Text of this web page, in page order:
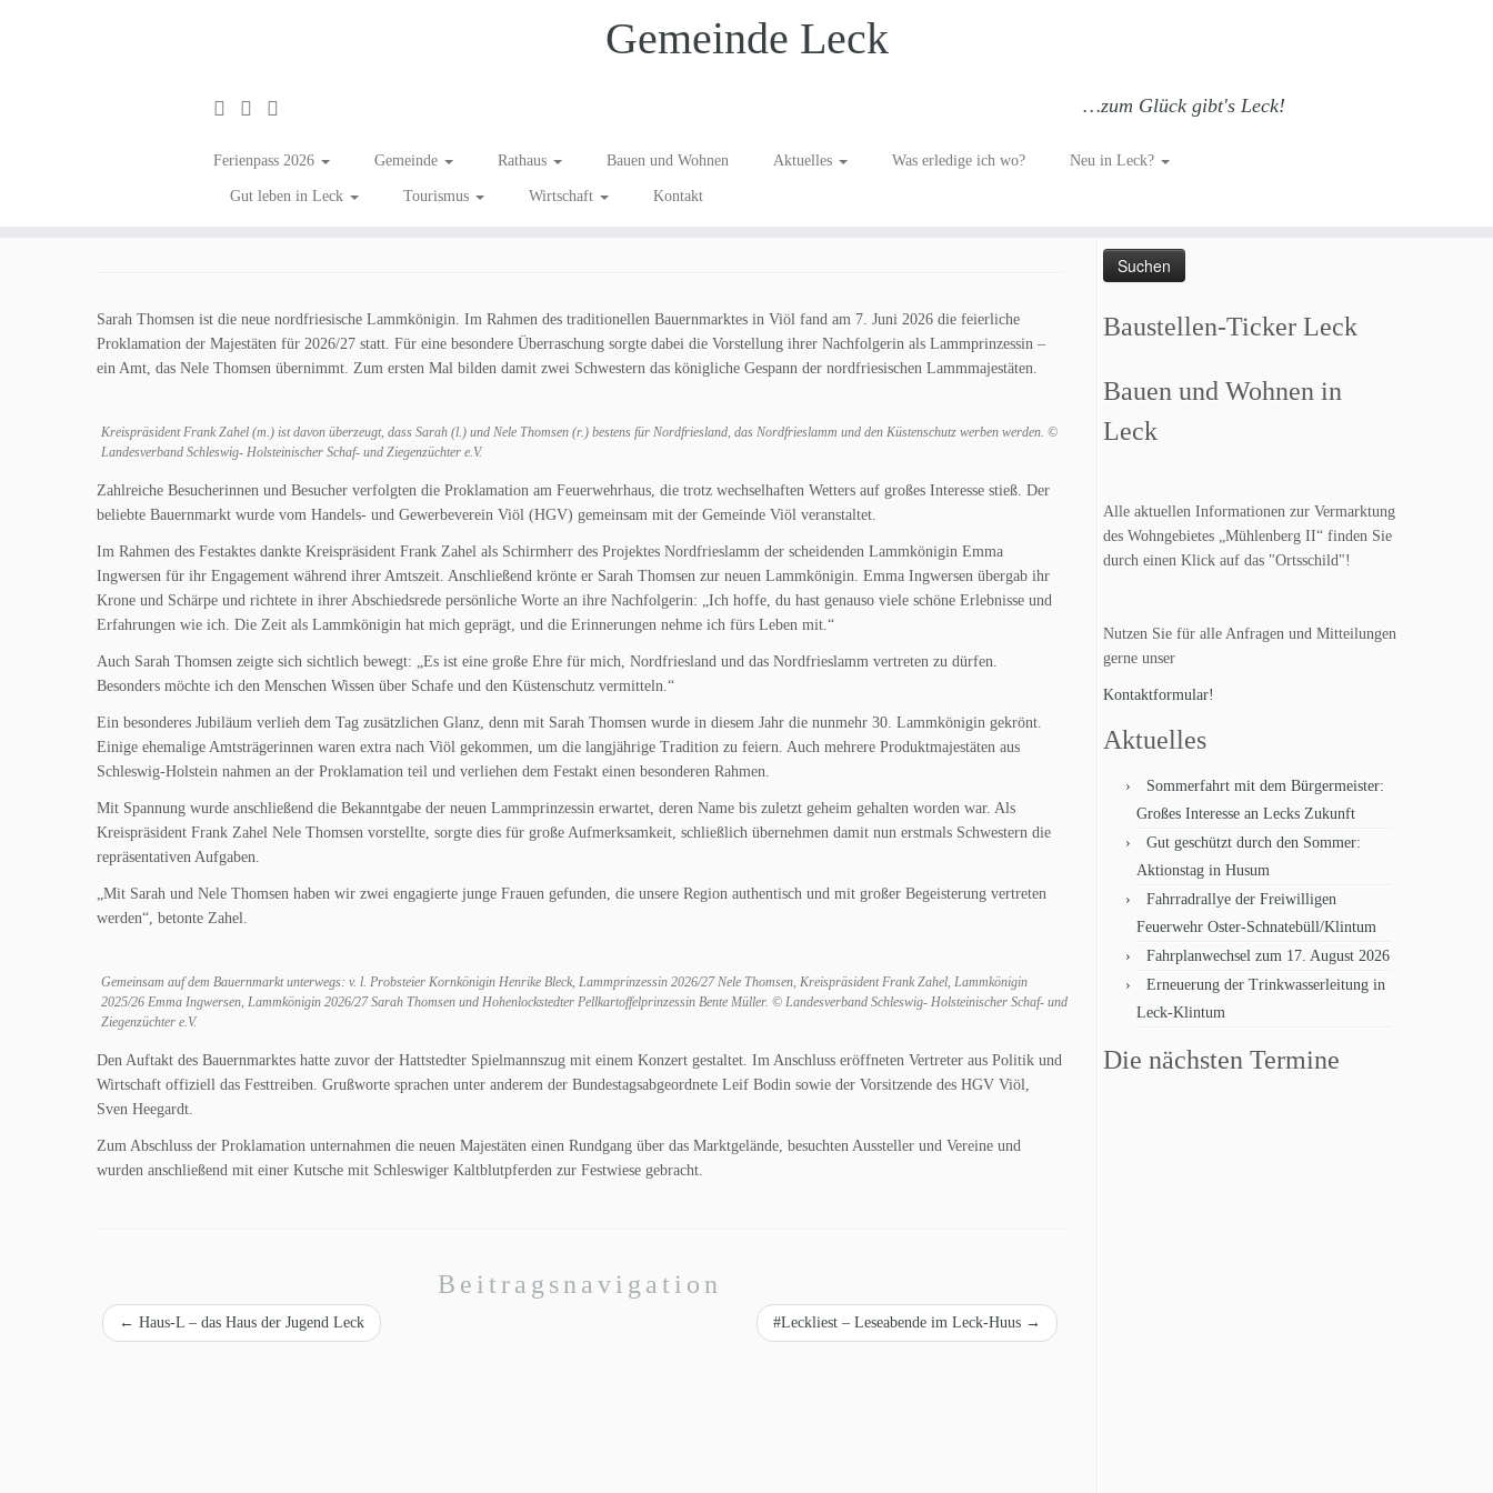
Gemeinde Leck
…zum Glück gibt's Leck!
Ferienpass 2026 Gemeinde Rathaus Bauen und Wohnen Aktuelles Was erledige ich wo? Neu in Leck?
Gut leben in Leck Tourismus Wirtschaft Kontakt
Neue nordfriesische Lammmajestäten gekrönt
Sarah Thomsen ist die neue nordfriesische Lammkönigin. Im Rahmen des traditionellen Bauernmarktes in Viöl fand am 7. Juni 2026 die feierliche
Proklamation der Majestäten für 2026/27 statt. Für eine besondere Überraschung sorgte dabei die Vorstellung ihrer Nachfolgerin als Lammprinzessin –
ein Amt, das Nele Thomsen übernimmt. Zum ersten Mal bilden damit zwei Schwestern das königliche Gespann der nordfriesischen Lammmajestäten.
Kreispräsident Frank Zahel (m.) ist davon überzeugt, dass Sarah (l.) und Nele Thomsen (r.) bestens für Nordfriesland, das Nordfrieslamm und den Küstenschutz werben werden. ©
Landesverband Schleswig- Holsteinischer Schaf- und Ziegenzüchter e.V.
Zahlreiche Besucherinnen und Besucher verfolgten die Proklamation am Feuerwehrhaus, die trotz wechselhaften Wetters auf großes Interesse stieß. Der
beliebte Bauernmarkt wurde vom Handels- und Gewerbeverein Viöl (HGV) gemeinsam mit der Gemeinde Viöl veranstaltet.
Im Rahmen des Festaktes dankte Kreispräsident Frank Zahel als Schirmherr des Projektes Nordfrieslamm der scheidenden Lammkönigin Emma
Ingwersen für ihr Engagement während ihrer Amtszeit. Anschließend krönte er Sarah Thomsen zur neuen Lammkönigin. Emma Ingwersen übergab ihr
Krone und Schärpe und richtete in ihrer Abschiedsrede persönliche Worte an ihre Nachfolgerin: „Ich hoffe, du hast genauso viele schöne Erlebnisse und
Erfahrungen wie ich. Die Zeit als Lammkönigin hat mich geprägt, und die Erinnerungen nehme ich fürs Leben mit.“
Auch Sarah Thomsen zeigte sich sichtlich bewegt: „Es ist eine große Ehre für mich, Nordfriesland und das Nordfrieslamm vertreten zu dürfen.
Besonders möchte ich den Menschen Wissen über Schafe und den Küstenschutz vermitteln.“
Ein besonderes Jubiläum verlieh dem Tag zusätzlichen Glanz, denn mit Sarah Thomsen wurde in diesem Jahr die nunmehr 30. Lammkönigin gekrönt.
Einige ehemalige Amtsträgerinnen waren extra nach Viöl gekommen, um die langjährige Tradition zu feiern. Auch mehrere Produktmajestäten aus
Schleswig-Holstein nahmen an der Proklamation teil und verliehen dem Festakt einen besonderen Rahmen.
Mit Spannung wurde anschließend die Bekanntgabe der neuen Lammprinzessin erwartet, deren Name bis zuletzt geheim gehalten worden war. Als
Kreispräsident Frank Zahel Nele Thomsen vorstellte, sorgte dies für große Aufmerksamkeit, schließlich übernehmen damit nun erstmals Schwestern die
repräsentativen Aufgaben.
„Mit Sarah und Nele Thomsen haben wir zwei engagierte junge Frauen gefunden, die unsere Region authentisch und mit großer Begeisterung vertreten
werden“, betonte Zahel.
Gemeinsam auf dem Bauernmarkt unterwegs: v. l. Probsteier Kornkönigin Henrike Bleck, Lammprinzessin 2026/27 Nele Thomsen, Kreispräsident Frank Zahel, Lammkönigin
2025/26 Emma Ingwersen, Lammkönigin 2026/27 Sarah Thomsen und Hohenlockstedter Pellkartoffelprinzessin Bente Müller. © Landesverband Schleswig- Holsteinischer Schaf- und
Ziegenzüchter e.V.
Den Auftakt des Bauernmarktes hatte zuvor der Hattstedter Spielmannszug mit einem Konzert gestaltet. Im Anschluss eröffneten Vertreter aus Politik und
Wirtschaft offiziell das Festtreiben. Grußworte sprachen unter anderem der Bundestagsabgeordnete Leif Bodin sowie der Vorsitzende des HGV Viöl,
Sven Heegardt.
Zum Abschluss der Proklamation unternahmen die neuen Majestäten einen Rundgang über das Marktgelände, besuchten Aussteller und Vereine und
wurden anschließend mit einer Kutsche mit Schleswiger Kaltblutpferden zur Festwiese gebracht.
Beitragsnavigation
← Haus-L – das Haus der Jugend Leck #Leckliest – Leseabende im Leck-Huus →
Such dich GLÜCKlich…
Baustellen-Ticker Leck
Bauen und Wohnen in
Leck
Alle aktuellen Informationen zur Vermarktung
des Wohngebietes „Mühlenberg II“ finden Sie
durch einen Klick auf das "Ortsschild"!
Nutzen Sie für alle Anfragen und Mitteilungen
gerne unser
Kontaktformular!
Aktuelles
Sommerfahrt mit dem Bürgermeister:
Großes Interesse an Lecks Zukunft
Gut geschützt durch den Sommer:
Aktionstag in Husum
Fahrradrallye der Freiwilligen
Feuerwehr Oster-Schnatebüll/Klintum
Fahrplanwechsel zum 17. August 2026
Erneuerung der Trinkwasserleitung in
Leck-Klintum
Die nächsten Termine